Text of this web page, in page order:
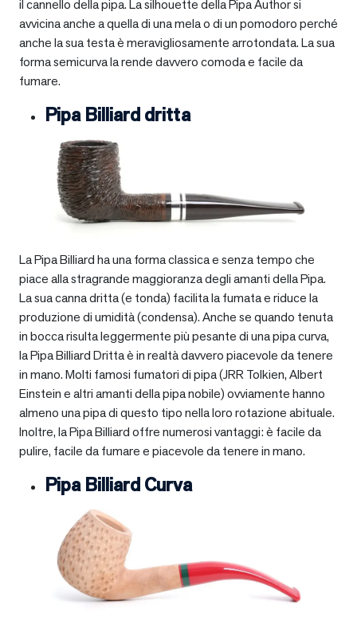
il cannello della pipa. La silhouette della Pipa Author si
avvicina anche a quella di una mela o di un pomodoro perché
anche la sua testa è meravigliosamente arrotondata. La sua
forma semicurva la rende davvero comoda e facile da
fumare.
Pipa Billiard dritta
La Pipa Billiard ha una forma classica e senza tempo che
piace alla stragrande maggioranza degli amanti della Pipa.
La sua canna dritta (e tonda) facilita la fumata e riduce la
produzione di umidità (condensa). Anche se quando tenuta
in bocca risulta leggermente più pesante di una pipa curva,
la Pipa Billiard Dritta è in realtà davvero piacevole da tenere
in mano. Molti famosi fumatori di pipa (JRR Tolkien, Albert
Einstein e altri amanti della pipa nobile) ovviamente hanno
almeno una pipa di questo tipo nella loro rotazione abituale.
Inoltre, la Pipa Billiard offre numerosi vantaggi: è facile da
pulire, facile da fumare e piacevole da tenere in mano.
Pipa Billiard Curva